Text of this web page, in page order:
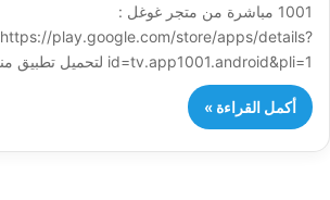
1001 مباشرة من متجر غوغل :
https://play.google.com/store/apps/details?
id=tv.app1001.android&pli=1 لتحميل تطبيق منصة…
أكمل القراءة »